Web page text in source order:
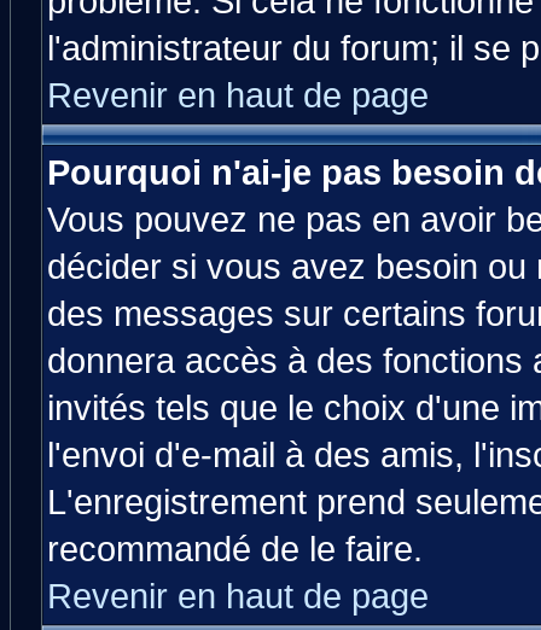
l'administrateur du forum; il se
Revenir en haut de page
Pourquoi n'ai-je pas besoin
Vous pouvez ne pas en avoir
décider si vous avez besoin
des messages sur certains
donnera accès à des fonctions
invités tels que le choix d'une
l'envoi d'e-mail à des amis,
L'enregistrement prend
recommandé de le faire.
Revenir en haut de page